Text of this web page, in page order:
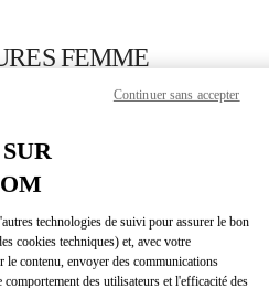
FEMME
MAINTENANT
DIRECTIONSLINK
technologies de suivi pour assurer le bon
cookies techniques) et, avec votre
le contenu, envoyer des communications
des utilisateurs et l'efficacité des
Continuer sans accepter